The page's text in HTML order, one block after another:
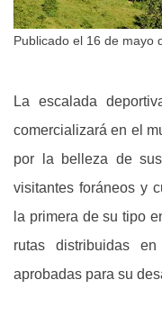
Publicado el 16 de mayo
La escalada
comercializará en el
por la belleza de
visitantes foráneos y
la primera de su tipo
rutas distribuidas
aprobadas para su